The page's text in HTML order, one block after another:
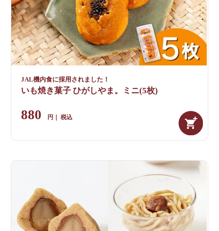
JAL機内食に採用されました！
いも焼き菓子 ひがしやま。ミニ(5枚)
880 税込